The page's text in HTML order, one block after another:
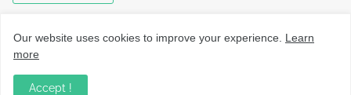
Our website uses cookies to improve your experience. Learn
more
Accept !